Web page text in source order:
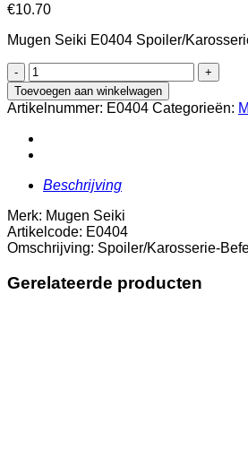
€10.70
Mugen Seiki E0404 Spoiler/
Spoiler/Karosserie-
Befestigung
aantal
Toevoegen aan winkelwagen
Artikelnummer: E0404 Categorieën:
Beschrijving
Merk: Mugen Seiki
Artikelcode: E0404
Omschrijving: Spoiler/Karosserie-
Gerelateerde producten